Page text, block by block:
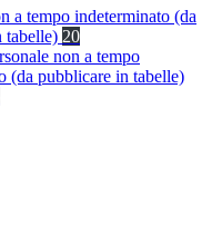
a tempo indeterminato (da
tabelle) 20
non a tempo
(da pubblicare in tabelle)